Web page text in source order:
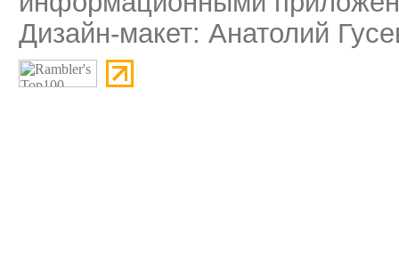
Дизайн-макет: Анатолий